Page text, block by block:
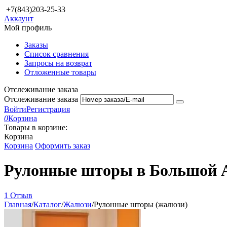
+7(843)203-25-33
Аккаунт
Мой профиль
Заказы
Список сравнения
Запросы на возврат
Отложенные товары
Отслеживание заказа
Отслеживание заказа
ВойтиРегистрация
0Корзина
Товары в корзине:
Корзина
Корзина Оформить заказ
Рулонные шторы в Большой
1 Отзыв
Главная/Каталог/Жалюзи/Рулонные шторы (жалюзи)